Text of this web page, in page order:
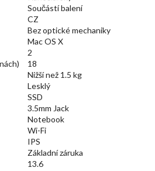
Součástí balení
CZ
Bez optické mechaniky
Mac OS X
2
18
Nižší než 1.5 kg
Lesklý
SSD
3.5mm Jack
Notebook
Wi-Fi
IPS
Základní záruka
13.6